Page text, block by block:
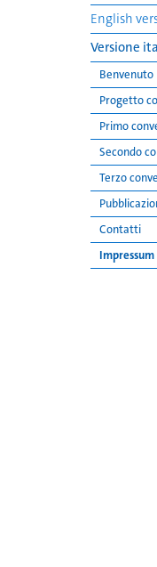
English
Versione
Benvenuto
Progetto
Primo
Secondo
Terzo
Contatti
Impressum